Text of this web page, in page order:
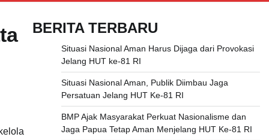
BERITA TERBARU
Situasi Nasional Aman Harus Dijaga dari Provokasi
Jelang HUT ke-81 RI
Situasi Nasional Aman, Publik Diimbau Jaga
Persatuan Jelang HUT Ke-81 RI
BMP Ajak Masyarakat Perkuat Nasionalisme dan
Jaga Papua Tetap Aman Menjelang HUT Ke-81 RI